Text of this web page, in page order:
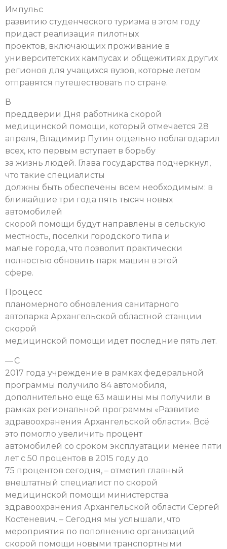
Импульс
развитию студенческого туризма в этом году
придаст реализация пилотных
проектов, включающих проживание в
университетских кампусах и общежитиях других
регионов для учащихся вузов, которые летом
отправятся путешествовать по стране.
В
преддверии Дня работника скорой
медицинской помощи, который отмечается 28
апреля, Владимир Путин отдельно поблагодарил
всех, кто первым вступает в борьбу
за жизнь людей. Глава государства подчеркнул,
что такие специалисты
должны быть обеспечены всем необходимым: в
ближайшие три года пять тысяч новых
автомобилей
скорой помощи будут направлены в сельскую
местность, поселки городского типа и
малые города, что позволит практически
полностью обновить парк машин в этой
сфере.
Процесс
планомерного обновления санитарного
автопарка Архангельской областной станции
скорой
медицинской помощи идет последние пять лет.
— С
2017 года учреждение в рамках федеральной
программы получило 84 автомобиля,
дополнительно еще 63 машины мы получили в
рамках региональной программы «Развитие
здравоохранения Архангельской области». Всё
это помогло увеличить процент
автомобилей со сроком эксплуатации менее пяти
лет с 50 процентов в 2015 году до
75 процентов сегодня, – отметил главный
внештатный специалист по скорой
медицинской помощи министерства
здравоохранения Архангельской области Сергей
Костеневич. – Сегодня мы услышали, что
мероприятия по пополнению организаций
скорой помощи новыми транспортными